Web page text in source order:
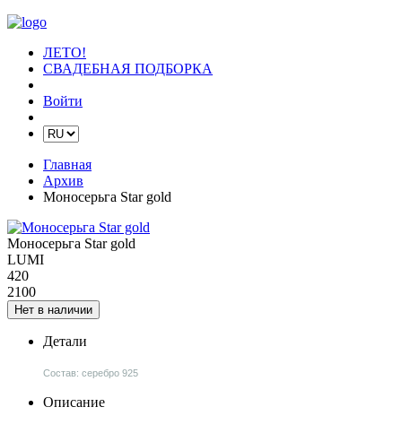
ЛЕТО!
СВАДЕБНАЯ ПОДБОРКА
Войти
Главная
Архив
Моносерьга Star gold
Моносерьга Star gold
LUMI
420
2100
Нет в наличии
Детали
Состав: серебро 925
Описание